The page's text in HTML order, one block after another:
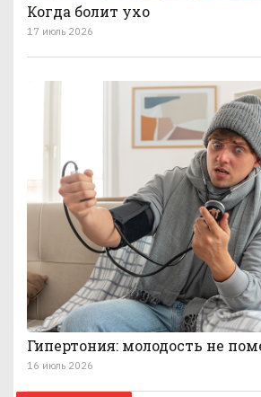
Когда болит ухо
17 июль 2026
Гипертония: молодость не
16 июль 2026